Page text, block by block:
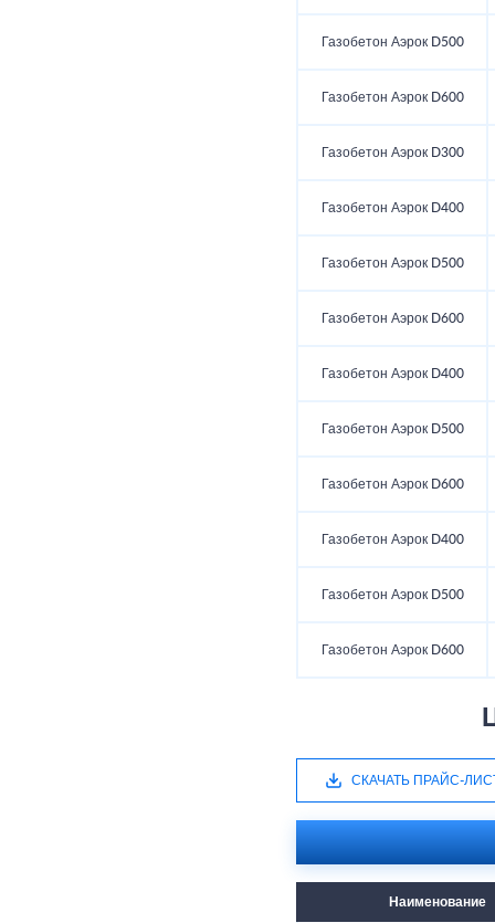
Газобетон Аэрок D500
Газобетон Аэрок D600
Газобетон Аэрок D300
Газобетон Аэрок D400
Газобетон Аэрок D500
Газобетон Аэрок D600
Газобетон Аэрок D400
Газобетон Аэрок D500
Газобетон Аэрок D600
Газобетон Аэрок D400
Газобетон Аэрок D500
Газобетон Аэрок D600
СКАЧАТЬ ПРАЙС-
Наименование